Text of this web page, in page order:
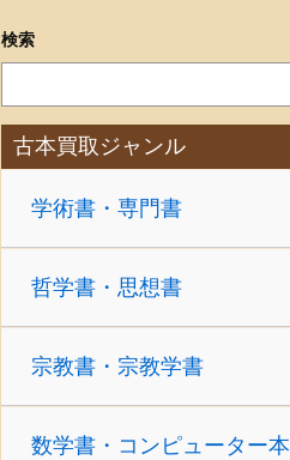
検索
古本買取ジャンル
学術書・専門書
哲学書・思想書
宗教書・宗教学書
数学書・コンピューター本